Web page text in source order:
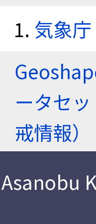
気象
ータセッ
戒情報）
Asanobu